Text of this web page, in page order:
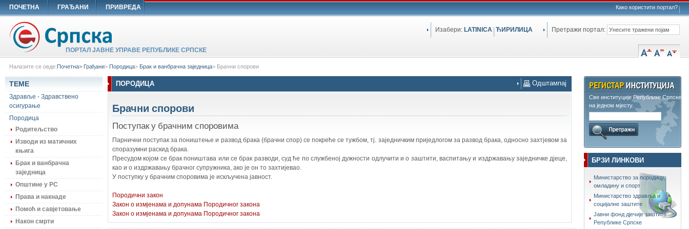
ПОЧЕТНА ГРАЂАНИ ПРИВРЕДА Како користити портал?
ПОРТАЛ ЈАВНЕ УПРАВЕ РЕПУБЛИКЕ СРПСКЕ
Изабери: LATINICA ЋИРИЛИЦА Претражи портал:
Налазите се овде:Почетна> Грађани> Породица> Брак и ванбрачна заједница> Брачни спорови
ПОРОДИЦА Одштампај
Брачни спорови
Поступак у брачним споровима
Парнични поступак за поништење и развод брака (брачни спор) се покреће се тужбом, тј. заједничким приједлогом за развод брака, односно захтјевом за
споразумни раскид брака.
Пресудом којом се брак поништава или се брак разводи, суд ће по службеној дужности одлучити и о заштити, васпитању и издржавању заједничке дјеце,
као и о издржавању брачног супружника, ако је он то захтијевао.
У поступку у брачним споровима је искључена јавност.
Породични закон
Закон о измјенама и допунама Породичног закона
Закон о измјенама и допунама Породичног закона
ТЕМЕ
Здравље - Здравствено
осигурање
Породица
Родитељство
Изводи из матичних
књига
Брак и ванбрачна
заједница
Општине у РС
Права и накнаде
Помоћ и савјетовање
Након смрти
Све институције Републике Српске
на једном мјесту.
БРЗИ ЛИНКОВИ
Министарство за породицу,
омладину и спорт
Министарство здравља и
социјалне заштите
Јавни фонд дјечије заштите
Републике Српске